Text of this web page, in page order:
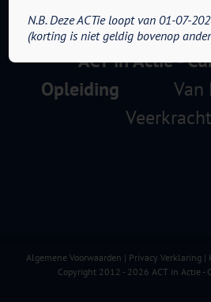
ACT in Actie -
Opleiding
Van
Algemene Voorwaarden | Privacy Verklaring |
Copyright 2012 - 2026 ACT in Actie -
N.B. Deze ACTie loopt van 01-07-
(korting is niet geldig bovenop